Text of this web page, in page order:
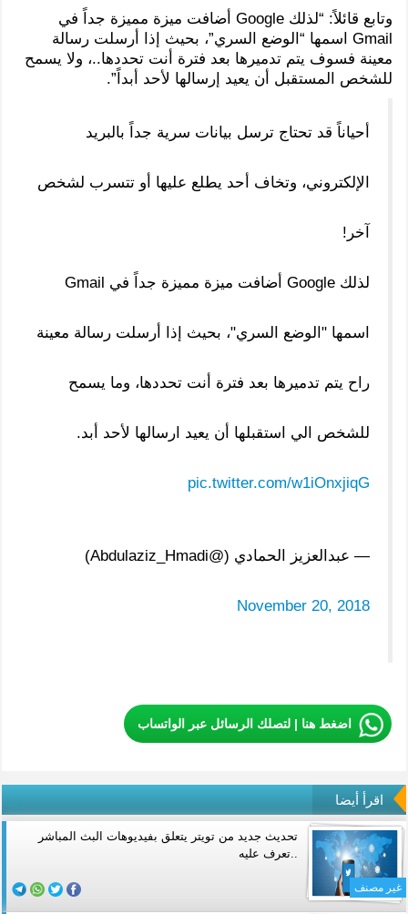
وتابع قائلاً: “لذلك Google أضافت ميزة مميزة جداً في
Gmail اسمها “الوضع السري”، بحيث إذا أرسلت رسالة
معينة فسوف يتم تدميرها بعد فترة أنت تحددها..، ولا يسمح
للشخص المستقبل أن يعيد إرسالها لأحد أبداً”.
أحياناً قد تحتاج ترسل بيانات سرية جداً بالبريد
الإلكتروني، وتخاف أحد يطلع عليها أو تتسرب لشخص
آخر!
لذلك Google أضافت ميزة مميزة جداً في Gmail
اسمها "الوضع السري"، بحيث إذا أرسلت رسالة معينة
راح يتم تدميرها بعد فترة أنت تحددها، وما يسمح
للشخص الي استقبلها أن يعيد ارسالها لأحد أبد.
pic.twitter.com/w1iOnxjiqG
— عبدالعزيز الحمادي (@Abdulaziz_Hmadi)
November 20, 2018
اضغط هنا | لتصلك الرسائل عبر الواتساب
اقرأ أيضا
غير مصنف
تحديث جديد من تويتر يتعلق بفيديوهات البث المباشر
..تعرف عليه